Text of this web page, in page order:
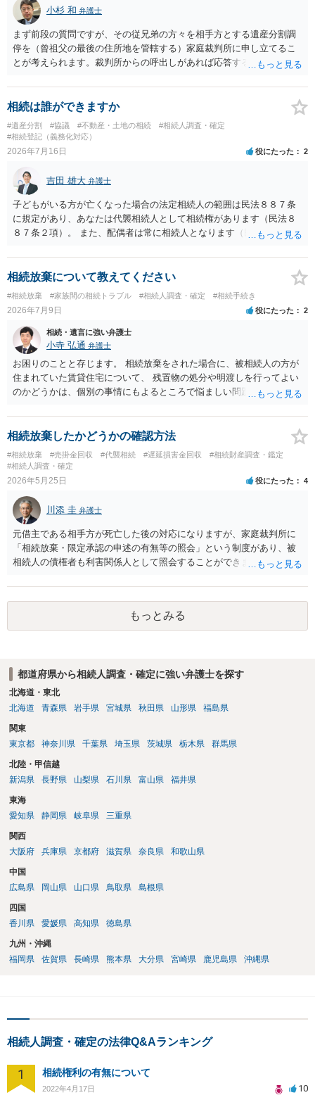
小杉 和 弁護士
まず前段の質問ですが、その従兄弟の方々を相手方とする遺産分割調
停を（曾祖父の最後の住所地を管轄する）家庭裁判所に申し立てるこ
とが考えられます。裁判所からの呼出しがあれば応答する可能性がま
能と思われます。時間が思った以上にないので必要書類をてきぱきと
揃える必要があります。その点是非御注意ください。
相続は誰ができますか
#遺産分割 #協議 #不動産・土地の相続
#相続人調査・確定
#相続登記（義務化対応）
2026年7月16日 役にたった 2
吉田 雄大 弁護士
子どもがいる方が亡くなった場合の法定相続人の範囲は民法８８７条
に規定があり、あなたは代襲相続人として相続権があります（民法８
８７条２項）。 また、配偶者は常に相続人となります（民法８９０
も相続権があります。つまり、孫５人に加えて「おじ又はおば」にも
相続権がある可能性があります。
相続放棄について教えてください
#相続放棄 #家族間の相続トラブル #相続人調査・確定 #相続手続き
2026年7月9日 役にたった 2
相続・遺言に強い弁護士
小寺 弘通 弁護士
お困りのことと存じます。 相続放棄をされた場合に、被相続人の方が
住まれていた賃貸住宅について、 残置物の処分や明渡しを行ってよい
のかどうかは、個別の事情にもよるところで悩ましい問題です。 相続
場合、 「相続財産を処分」したと評価され、相続放棄が無効となるリ
スクが一応あるからです。 ただし、実際には、自宅内にめぼしい財産
がなく、滞納賃料が増え続けるのを止めるため、 解約をして鍵を返却
してしまうというケースもそれなりにあります。 また、お母様の通帳
や印鑑などは現に保管されているのであれば、 そのまま保管されてお
相続財産清算人が選任される場合があり、 その場合には当該清算人に
引き継いでいただくことになります。 ちなみに前提として、お母様の
お姉さんがご存命である以上、 その子（甥、姪）にはそもそも相続権
は発生しないので、甥姪の方々は相続放棄は不要になると考えられま
す。 明確にお答えができずに申し訳ありませんが、以上ご参考にして
相続放棄したかどうかの確認方法
#相続放棄 #売掛金回収 #代襲相続 #遅延損害金回収
#相続財産調査・鑑定
#相続人調査・確定
2026年5月25日 役にたった 4
川添 圭 弁護士
元借主である相手方が死亡した後の対応になりますが、家庭裁判所に
「相続放棄・限定承認の申述の有無等の照会」という制度があり、被
相続人の債権者も利害関係人として照会することができます。照会を
して被相続人の最後の住所地を管轄する家庭裁判所）となります。照
会申請者の本人確認資料のほか、被相続人の相続関係の戸籍謄本類や
債権の存在を示す証拠資料などが必要になります。裁判所ウェブサイ
トで案内されていることが多いので、管轄裁判所のホームページを確
もっとみる
都道府県から相続人調査・確定に強い弁護士を探す
北海道・東北
北海道
青森県 岩手県 宮城県 秋田県 山形県 福島県
関東
東京都
神奈川県 千葉県 埼玉県 茨城県 栃木県 群馬県
北陸・甲信越
新潟県
長野県 山梨県 石川県 富山県 福井県
東海
愛知県
静岡県 岐阜県 三重県
関西
大阪府
兵庫県 京都府 滋賀県 奈良県 和歌山県
中国
広島県
岡山県 山口県 鳥取県 島根県
四国
香川県
愛媛県 高知県 徳島県
九州・沖縄
福岡県
佐賀県 長崎県 熊本県 大分県 宮崎県 鹿児島県 沖縄県
相続人調査・確定の法律Q&Aランキング
1 相続権利の有無について
2022年4月17日 10